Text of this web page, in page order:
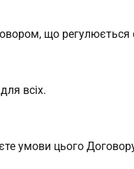
що регулюється
всіх.
умови цього